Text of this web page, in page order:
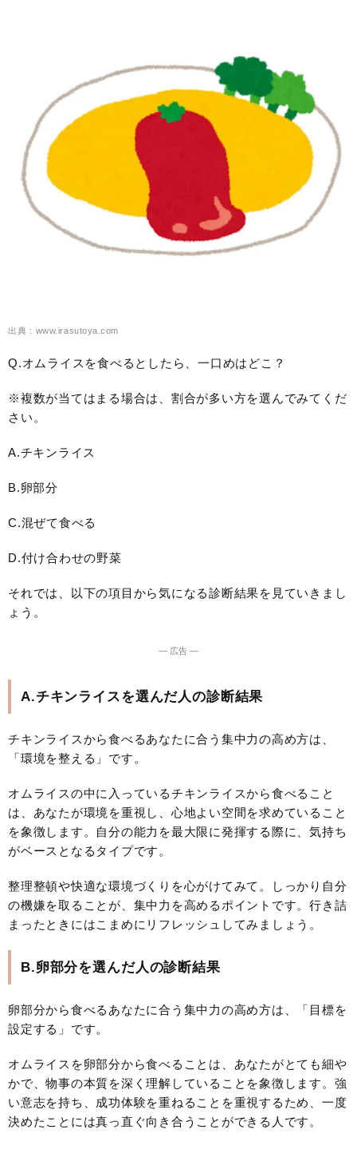
出典：www.irasutoya.com
Q.オムライスを食べるとしたら、一口めはどこ？
※複数が当てはまる場合は、割合が多い方を選んでみてくだ
さい。
A.チキンライス
B.卵部分
C.混ぜて食べる
D.付け合わせの野菜
それでは、以下の項目から気になる診断結果を見ていきまし
ょう。
― 広告 ―
A.チキンライスを選んだ人の診断結果
チキンライスから食べるあなたに合う集中力の高め方は、
「環境を整える」です。
オムライスの中に入っているチキンライスから食べること
は、あなたが環境を重視し、心地よい空間を求めていること
を象徴します。自分の能力を最大限に発揮する際に、気持ち
がベースとなるタイプです。
整理整頓や快適な環境づくりを心がけてみて。しっかり自分
の機嫌を取ることが、集中力を高めるポイントです。行き詰
まったときにはこまめにリフレッシュしてみましょう。
B.卵部分を選んだ人の診断結果
卵部分から食べるあなたに合う集中力の高め方は、「目標を
設定する」です。
オムライスを卵部分から食べることは、あなたがとても細や
かで、物事の本質を深く理解していることを象徴します。強
い意志を持ち、成功体験を重ねることを重視するため、一度
決めたことには真っ直ぐ向き合うことができる人です。